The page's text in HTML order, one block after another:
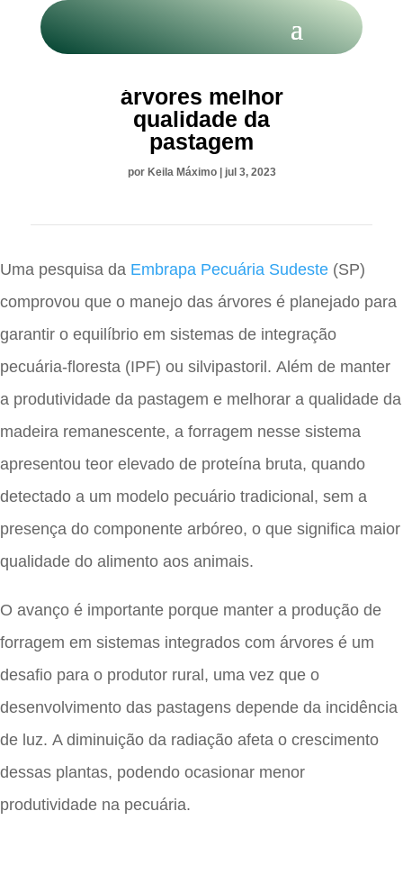
árvores melhor
qualidade da
pastagem
por Keila Máximo| jul 3, 2023
Uma pesquisa da Embrapa Pecuária Sudeste (SP)
comprovou que o manejo das árvores é planejado para
garantir o equilíbrio em sistemas de integração
pecuária-floresta (IPF) ou silvipastoril. Além de manter
a produtividade da pastagem e melhorar a qualidade da
madeira remanescente, a forragem nesse sistema
apresentou teor elevado de proteína bruta, quando
detectado a um modelo pecuário tradicional, sem a
presença do componente arbóreo, o que significa maior
qualidade do alimento aos animais.
O avanço é importante porque manter a produção de
forragem em sistemas integrados com árvores é um
desafio para o produtor rural, uma vez que o
desenvolvimento das pastagens depende da incidência
de luz. A diminuição da radiação afeta o crescimento
dessas plantas, podendo ocasionar menor
produtividade na pecuária.